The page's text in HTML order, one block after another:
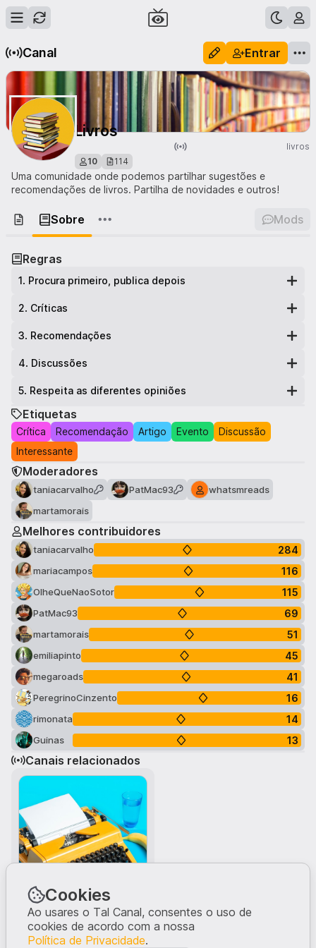
Canal Entrar
Livros
livros
10
114
Uma comunidade onde podemos partilhar sugestões e
recomendações de livros. Partilha de novidades e outros!
Sobre Mods
Regras
1. Procura primeiro, publica depois
2. Críticas
3. Recomendações
4. Discussões
5. Respeita as diferentes opiniões
Etiquetas
Crítica Recomendação Artigo Evento
Discussão
Interessante
Moderadores
taniacarvalho PatMac93
whatsmreads
martamorais
Melhores contribuidores
taniacarvalho 284
mariacampos 116
OlheQueNaoSotor 115
PatMac93 69
martamorais 51
emiliapinto 45
megaroads 41
PeregrinoCinzento 16
rimonata 14
Guinas 13
Canais relacionados
Escrita
Cookies
Ao usares o Tal Canal, consentes o uso de
cookies de acordo com a nossa
Política de Privacidade.